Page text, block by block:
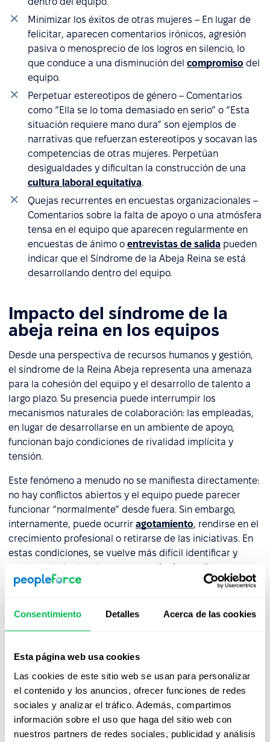
Consentimiento Detalles Acerca de las cookies
Esta página web usa cookies
Las cookies de este sitio web se usan para personalizar
el contenido y los anuncios, ofrecer funciones de redes
sociales y analizar el tráfico. Además, compartimos
información sobre el uso que haga del sitio web con
nuestros partners de redes sociales, publicidad y análisis
Minimizar los éxitos de otras mujeres – En lugar de
felicitar, aparecen comentarios irónicos, agresión
pasiva o menosprecio de los logros en silencio, lo
que conduce a una disminución del compromiso del
equipo.
Perpetuar estereotipos de género – Comentarios
como “Ella se lo toma demasiado en serio” o “Esta
situación requiere mano dura” son ejemplos de
narrativas que refuerzan estereotipos y socavan las
competencias de otras mujeres. Perpetúan
desigualdades y dificultan la construcción de una
cultura laboral equitativa.
Quejas recurrentes en encuestas organizacionales –
Comentarios sobre la falta de apoyo o una atmósfera
tensa en el equipo que aparecen regularmente en
encuestas de ánimo o entrevistas de salida pueden
indicar que el Síndrome de la Abeja Reina se está
desarrollando dentro del equipo.
Impacto del síndrome de la
abeja reina en los equipos
Desde una perspectiva de recursos humanos y gestión,
el síndrome de la Reina Abeja representa una amenaza
para la cohesión del equipo y el desarrollo de talento a
largo plazo. Su presencia puede interrumpir los
mecanismos naturales de colaboración: las empleadas,
en lugar de desarrollarse en un ambiente de apoyo,
funcionan bajo condiciones de rivalidad implícita y
tensión.
Este fenómeno a menudo no se manifiesta directamente:
no hay conflictos abiertos y el equipo puede parecer
funcionar “normalmente” desde fuera. Sin embargo,
internamente, puede ocurrir agotamiento, rendirse en el
crecimiento profesional o retirarse de las iniciativas. En
estas condiciones, se vuelve más difícil identificar y
promover talento, y los procesos de desarrollo son
menos efectivos, especialmente entre las mujeres.
cultura de la retroalimentación
. Cuando la relación con
una líder femenina no proporciona seguridad psicológica,
expresar necesidades o responder abiertamente a la
retroalimentación. Mientras tanto, la retroalimentación
proporcionada por alguien que exhibe este síndrome a
menudo tiene un carácter evaluativo o despectivo, lo
que con el tiempo reduce la confianza y el compromiso
dentro del equipo.